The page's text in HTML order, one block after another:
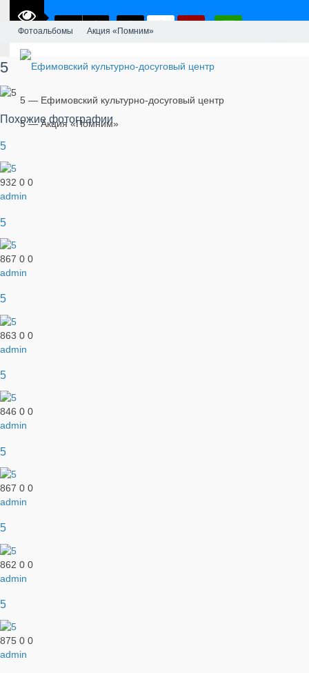
5 — Ефимовский культурно-досуговый центр
5 — Акция «Помним»
Фотоальбомы Акция «Помним»
5
Похожие фотографии
5
932 0 0
admin
5
867 0 0
admin
5
863 0 0
admin
5
846 0 0
admin
5
867 0 0
admin
5
862 0 0
admin
5
875 0 0
admin